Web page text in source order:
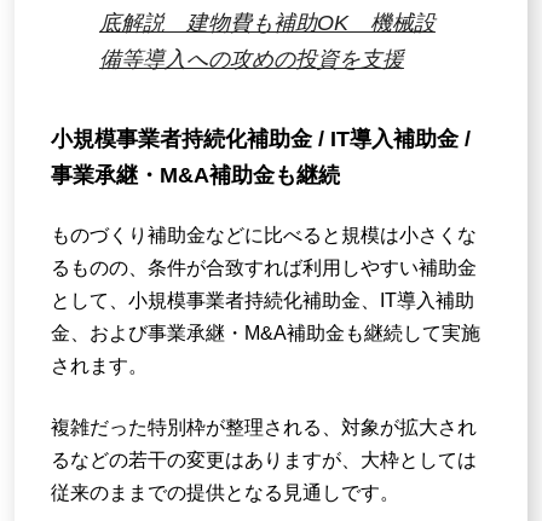
底解説 建物費も補助OK 機械設
備等導入への攻めの投資を支援
小規模事業者持続化補助金 / IT導入補助金 /
事業承継・M&A補助金も継続
ものづくり補助金などに比べると規模は小さくな
るものの、条件が合致すれば利用しやすい補助金
として、小規模事業者持続化補助金、IT導入補助
金、および事業承継・M&A補助金も継続して実施
されます。
複雑だった特別枠が整理される、対象が拡大され
るなどの若干の変更はありますが、大枠としては
従来のままでの提供となる見通しです。